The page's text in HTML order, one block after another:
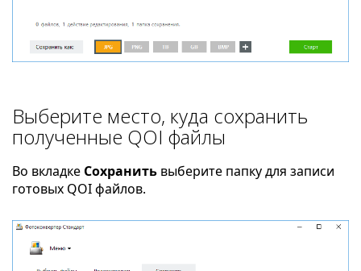
Выберите место, куда сохранить
полученные QOI файлы
Во вкладке Сохранить выберите папку для записи
готовых QOI файлов.